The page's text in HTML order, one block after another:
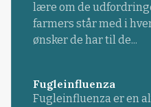
lære om de
farmers står med i
ønsker de har til de...
Fugleinfluenza
Fugleinfluenza er en